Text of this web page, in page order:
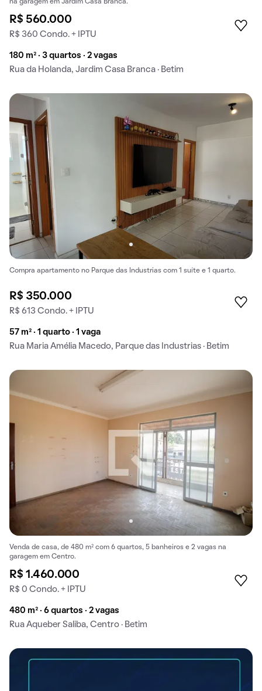
na garagem em Jardim Casa Branca.
R$ 560.000
R$ 360 Condo. + IPTU
180 m² · 3 quartos · 2 vagas
Rua da Holanda, Jardim Casa Branca · Betim
Compra apartamento no Parque das Industrias com 1 suíte e 1 quarto.
R$ 350.000
R$ 613 Condo. + IPTU
57 m² · 1 quarto · 1 vaga
Rua Maria Amélia Macedo, Parque das Industrias · Betim
Venda de casa, de 480 m² com 6 quartos, 5 banheiros e 2 vagas na
garagem em Centro.
R$ 1.460.000
R$ 0 Condo. + IPTU
480 m² · 6 quartos · 2 vagas
Rua Aqueber Saliba, Centro · Betim